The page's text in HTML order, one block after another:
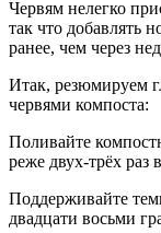
Червям нелегко
так что добавлять
ранее, чем через
Итак, резюмируем
червями компоста:
Поливайте
реже двух-трёх раз
Поддерживайте
двадцати восьми